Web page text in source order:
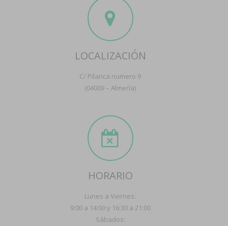
LOCALIZACIÓN
C/ Pilarica numero 9
(04009 – Almería)
HORARIO
Lunes a Viernes:
9:00 a 14:00 y 16:30 a 21:00
Sábados: